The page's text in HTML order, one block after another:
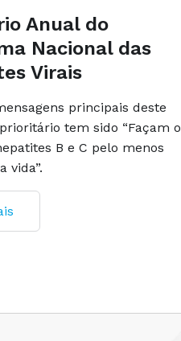
Anual do
Nacional das
Virais
principais deste
tem sido “Façam o
B e C pelo menos
vida”.